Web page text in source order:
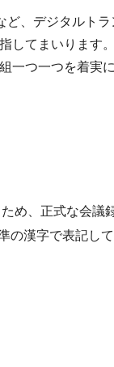
、デジタルト
してまいります。
一つ一つを着実
め、正式な会議
の漢字で表記し